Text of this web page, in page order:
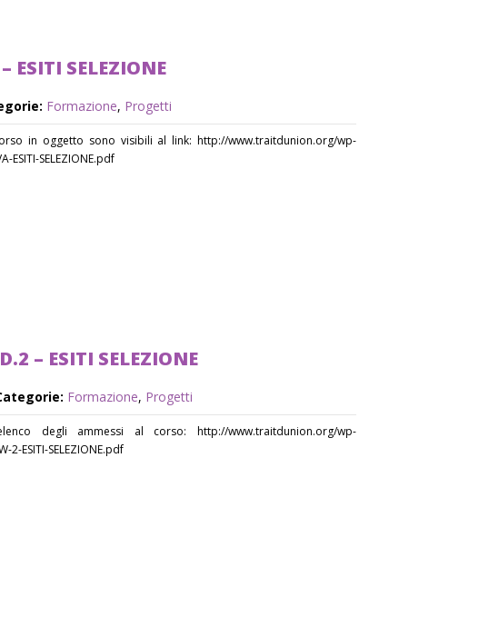
ESITI SELEZIONE
Formazione, Progetti
in oggetto sono visibili al link: http://www.traitdunion.org/wp-
ESITI-SELEZIONE.pdf
– ESITI SELEZIONE
Formazione, Progetti
degli ammessi al corso: http://www.traitdunion.org/wp-
2-ESITI-SELEZIONE.pdf